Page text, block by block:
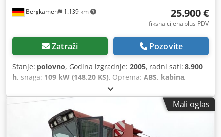
Bergkamen 1.139 km 25.900 €
fiksna cijena plus PDV
Zatraži Pozovite
Stanje: polovno, Godina izgradnje: 2005, radni sati: 8.900
h, snaga: 109 kW (148,20 KS), Oprema: ABS, kabina,
klima-uređaj, pogon na sve točkove
Mali oglas